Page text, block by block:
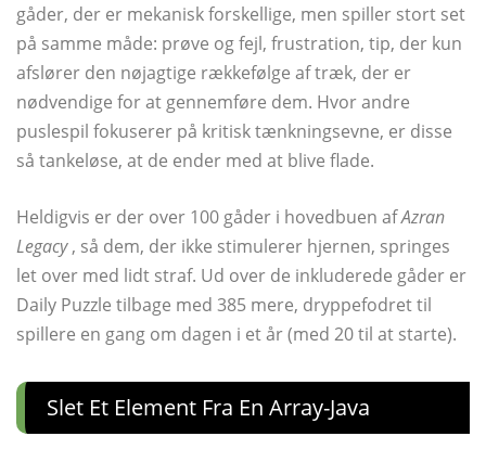
gåder, der er mekanisk forskellige, men spiller stort set
på samme måde: prøve og fejl, frustration, tip, der kun
afslører den nøjagtige rækkefølge af træk, der er
nødvendige for at gennemføre dem. Hvor andre
puslespil fokuserer på kritisk tænkningsevne, er disse
så tankeløse, at de ender med at blive flade.
Heldigvis er der over 100 gåder i hovedbuen afAzran
Legacy, så dem, der ikke stimulerer hjernen, springes
let over med lidt straf. Ud over de inkluderede gåder er
Daily Puzzle tilbage med 385 mere, dryppefodret til
spillere en gang om dagen i et år (med 20 til at starte).
Slet Et Element Fra En Array-Java